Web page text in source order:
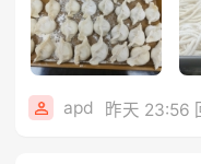
apd 昨天 23:56